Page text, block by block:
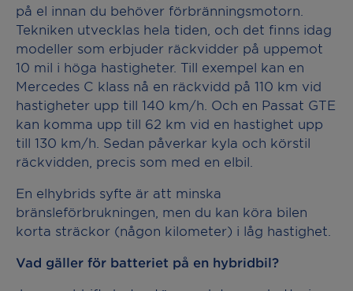
på el innan du behöver förbränningsmotorn.
Tekniken utvecklas hela tiden, och det finns idag
modeller som erbjuder räckvidder på uppemot
10 mil i höga hastigheter. Till exempel kan en
Mercedes C klass nå en räckvidd på 110 km vid
hastigheter upp till 140 km/h. Och en Passat GTE
kan komma upp till 62 km vid en hastighet upp
till 130 km/h. Sedan påverkar kyla och körstil
räckvidden, precis som med en elbil.
En elhybrids syfte är att minska
bränsleförbrukningen, men du kan köra bilen
korta sträckor (någon kilometer) i låg hastighet.
Vad gäller för batteriet på en hybridbil?